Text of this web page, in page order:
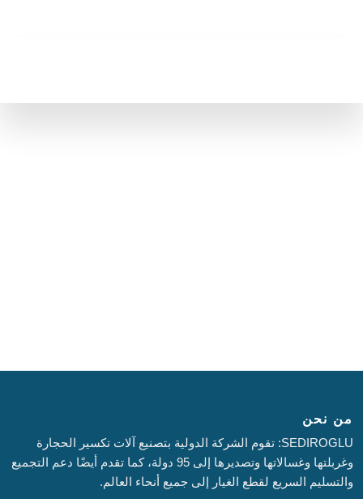
من نحن
SEDIROGLU: تقوم الشركة الدولية بتصنيع آلات تكسير الحجارة
وغربلتها وغسالاتها وتصديرها إلى 95 دولة، كما تقدم أيضًا دعم التجميع
والتسليم السريع لقطع الغيار إلى جميع أنحاء العالم.